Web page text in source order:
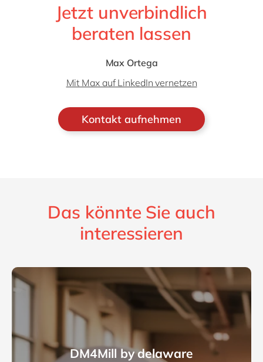
Jetzt unverbindlich
beraten lassen
Max Ortega
Mit Max auf LinkedIn vernetzen
Kontakt aufnehmen
Das könnte Sie auch
interessieren
DM4Mill by delaware